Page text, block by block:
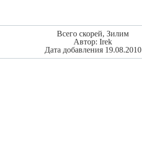
Всего скорей, Зилим
Автор: Irek
Дата добавления 19.08.2010